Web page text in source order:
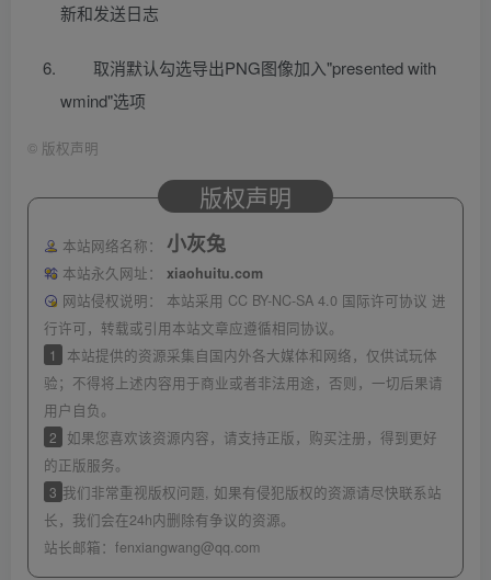
新和发送日志
取消默认勾选导出PNG图像加入"presented with
wmind"选项
© 版权声明
版权声明
本站网络名称： 小灰兔
本站永久网址：
xiaohuitu.com
网站侵权说明：
本站采用 CC BY-NC-SA 4.0 国际许可协议 进
行许可，转载或引用本站文章应遵循相同协议。
1
本站提供的资源采集自国内外各大媒体和网络，仅供试玩体
验；不得将上述内容用于商业或者非法用途，否则，一切后果请
用户自负。
2
如果您喜欢该资源内容，请支持正版，购买注册，得到更好
的正版服务。
3 我们非常重视版权问题, 如果有侵犯版权的资源请尽快联系站
长，我们会在24h内删除有争议的资源。
站长邮箱： fenxiangwang@qq.com